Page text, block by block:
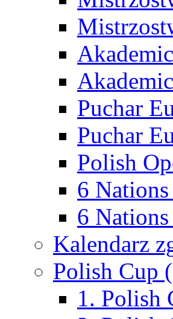
Puchar
Puchar
Polish
6
6
Kalendarz
Polish Cup
1. Polish